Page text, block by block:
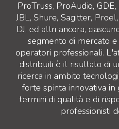
ProTruss, ProAudio,
JBL, Shure, Sagitter,
DJ, ed altri ancora,
segmento di mercato
operatori professionali.
distribuiti è il risultato di
ricerca in ambito
forte spinta innovativa
termini di qualità e di
professionisti